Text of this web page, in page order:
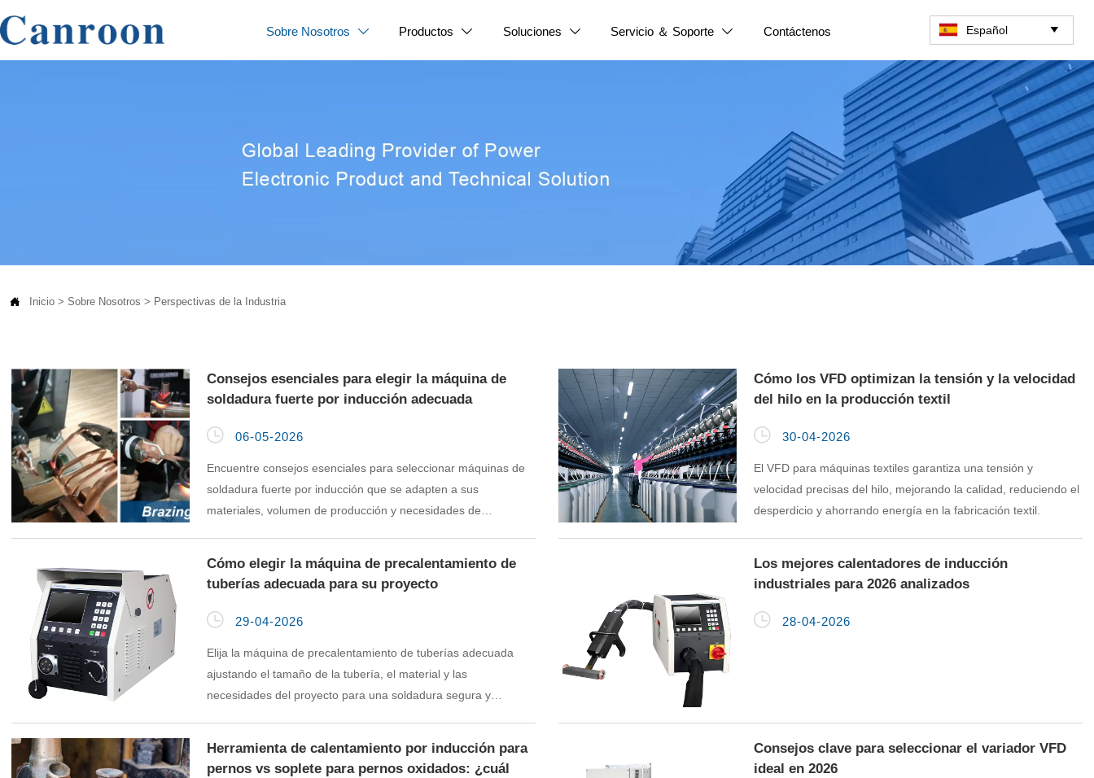
Sobre Nosotros  Productos  Soluciones  Servicio ＆ Soporte  Contáctenos Español 
 Inicio > Sobre Nosotros > Perspectivas de la Industria
Consejos esenciales para elegir la máquina de
soldadura fuerte por inducción adecuada
 06-05-2026
Encuentre consejos esenciales para seleccionar máquinas de
soldadura fuerte por inducción que se adapten a sus
materiales, volumen de producción y necesidades de
Cómo los VFD optimizan la tensión y la velocidad
del hilo en la producción textil
 30-04-2026
El VFD para máquinas textiles garantiza una tensión y
velocidad precisas del hilo, mejorando la calidad, reduciendo el
desperdicio y ahorrando energía en la fabricación textil.
Cómo elegir la máquina de precalentamiento de
tuberías adecuada para su proyecto
 29-04-2026
Elija la máquina de precalentamiento de tuberías adecuada
ajustando el tamaño de la tubería, el material y las
necesidades del proyecto para una soldadura segura y
Los mejores calentadores de inducción
industriales para 2026 analizados
 28-04-2026
Herramienta de calentamiento por inducción para
pernos vs soplete para pernos oxidados: ¿cuál
Consejos clave para seleccionar el variador VFD
ideal en 2026